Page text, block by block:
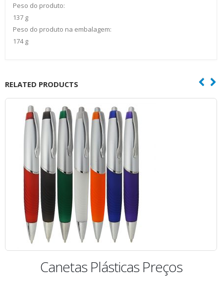
Peso do produto:
137 g
Peso do produto na embalagem:
174 g
RELATED PRODUCTS
Canetas Plásticas Preços